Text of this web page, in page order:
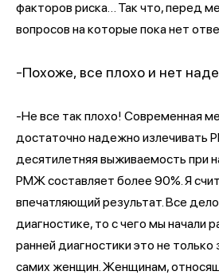
факторов риска… Так что, перед
вопросов на которые пока нет
-Похоже, все плохо и нет
-Не все так плохо! Современная
достаточно надежно излечивать
десятилетняя выживаемость при
РМЖ составляет более 90%. Я
впечатляющий результат. Все
диагностике, то с чего мы начали
ранней диагностики это не
самих женщин. Женщинам,